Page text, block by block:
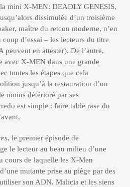
mini X-MEN: DEADLY GENESIS,
dissimulée d’un troisième
maître du retcon moderne, n’en
coup d’essai – les lecteurs du titre
en attester). De l’autre,
avec X-MEN dans une grande
toutes les étapes que cela
jusqu’à la restauration d’un
moins détérioré par ses
est simple : faire table rase du
, le premier épisode de
le lecteur au beau milieu d’une
cours de laquelle les X-Men
mutante prise au piège par des
son ADN. Malicia et les siens